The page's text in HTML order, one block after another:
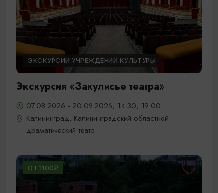
ЭКСКУРСИИ УЧРЕЖДЕНИЙ КУЛЬТУРЫ
Экскурсия «Закулисье театра»
07.08.2026 - 20.09.2026, 14:30, 19:00
Калининград, Калининградский областной
драматический театр
ОТ 1100₽